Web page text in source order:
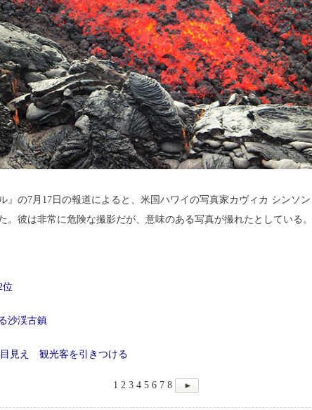
の7月17日の報道によると、米国ハワイの写真家カヴィカ シンソ
。彼は非常に危険な撮影だが、意味のある写真が撮れたとしている。
位
沙渓古鎮
見え 観光客を引きつける
1 2 3 4 5 6 7 8